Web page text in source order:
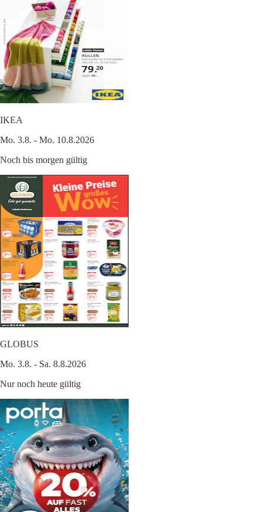
IKEA
Mo. 3.8. - Mo. 10.8.2026
Noch bis morgen gültig
GLOBUS
Mo. 3.8. - Sa. 8.8.2026
Nur noch heute gültig